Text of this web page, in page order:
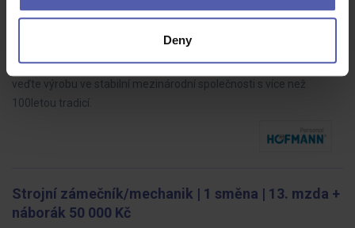
Deny
víkendů | nástup ihned
Brno
Staňte se Vedoucím směny v našem závodě v Brně-Černovicích a
veďte výrobu ve stabilní mezinárodní společnosti s více než
100letou tradicí.
Strojní zámečník/mechanik | 1 směna | 13. mzda +
náborák 50 000 Kč